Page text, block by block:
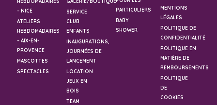
– NICE
ATELIERS
HEBDOMADAIRES
– AIX-EN-
PROVENCE
MASCOTTES
SPECTACLES
SERVICE
CLUB
ENFANTS
INAUGURATIONS,
JOURNÉES DE
LANCEMENT
LOCATION
JEUX EN
BOIS
TEAM
PARTICULIERS
BABY
SHOWER
MENTIONS
LÉGALES
POLITIQUE DE
CONFIDENTIALITÉ
POLITIQUE EN
MATIÈRE DE
REMBOURSEMENTS
POLITIQUE
DE
COOKIES